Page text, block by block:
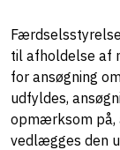
til afholdelse af
for ansøgning
udfyldes,
opmærksom på,
vedlægges den